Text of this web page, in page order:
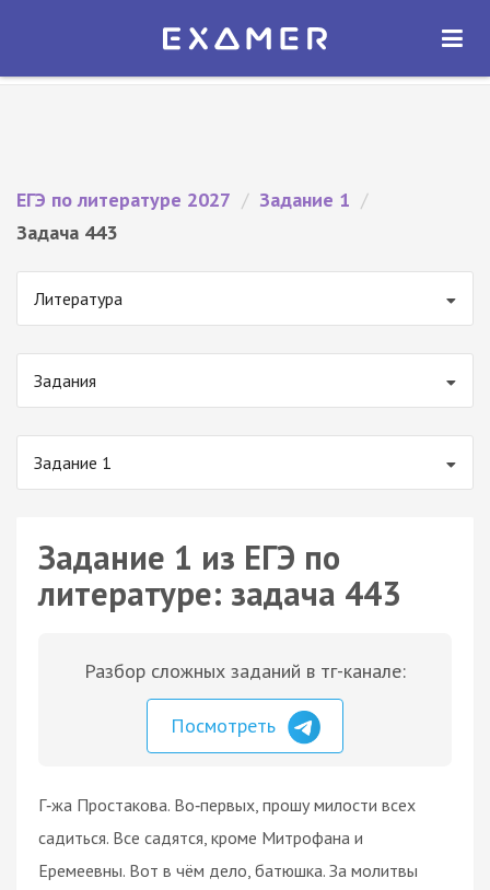
Экзамер — ЕГЭ 2027
ОТКРЫТЬ
ЕГЭ по литературе 2027 / Задание 1 /
Задача 443
Литература
Задания
Задание 1
Задание 1 из ЕГЭ по
литературе: задача 443
Разбор сложных заданий в тг-канале:
Посмотреть
Г‑жа Простакова. Во‑первых, прошу милости всех
садиться. Все садятся, кроме Митрофана и
Еремеевны. Вот в чём дело, батюшка. За молитвы